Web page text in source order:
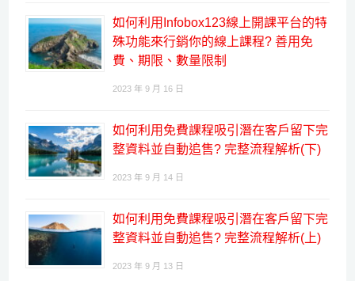
如何利用Infobox123線上開課平台的特
殊功能來行銷你的線上課程? 善用免
費、期限、數量限制
2023 年 9 月 16 日
如何利用免費課程吸引潛在客戶留下完
整資料並自動追售? 完整流程解析(下)
2023 年 9 月 14 日
如何利用免費課程吸引潛在客戶留下完
整資料並自動追售? 完整流程解析(上)
2023 年 9 月 13 日